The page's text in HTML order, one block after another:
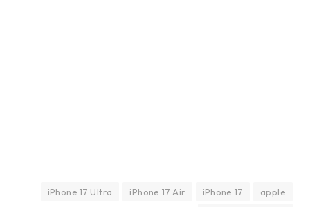
apple
iPhone 17
iPhone 17 Air
iPhone 17 Ultra